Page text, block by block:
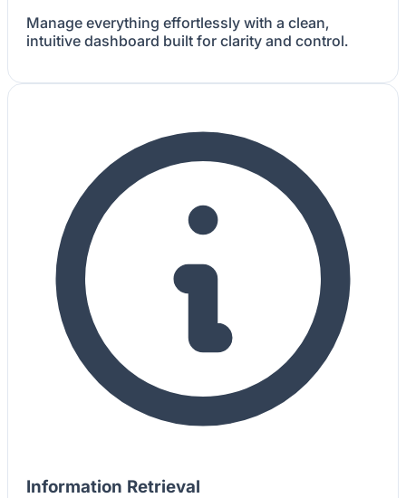
Manage everything effortlessly with a clean,
intuitive dashboard built for clarity and control.
Information Retrieval